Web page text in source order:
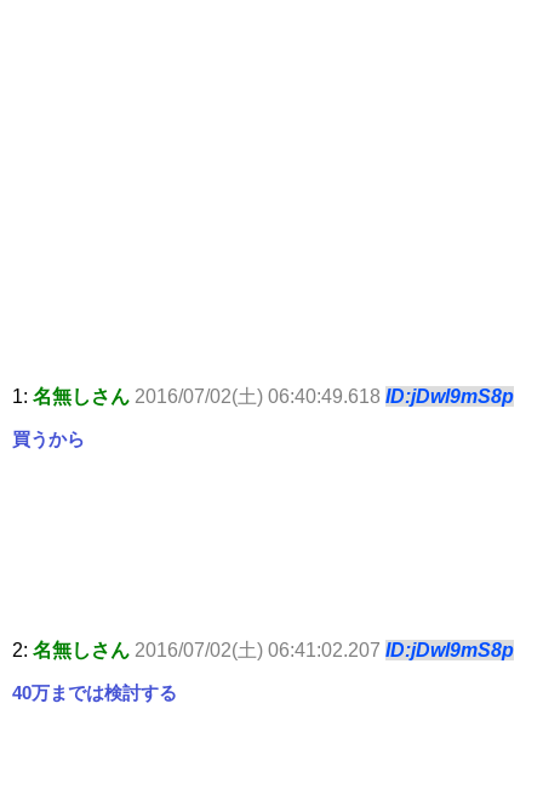
1: 名無しさん 2016/07/02(土) 06:40:49.618 ID:jDwl9mS8p
買うから
2: 名無しさん 2016/07/02(土) 06:41:02.207 ID:jDwl9mS8p
40万までは検討する